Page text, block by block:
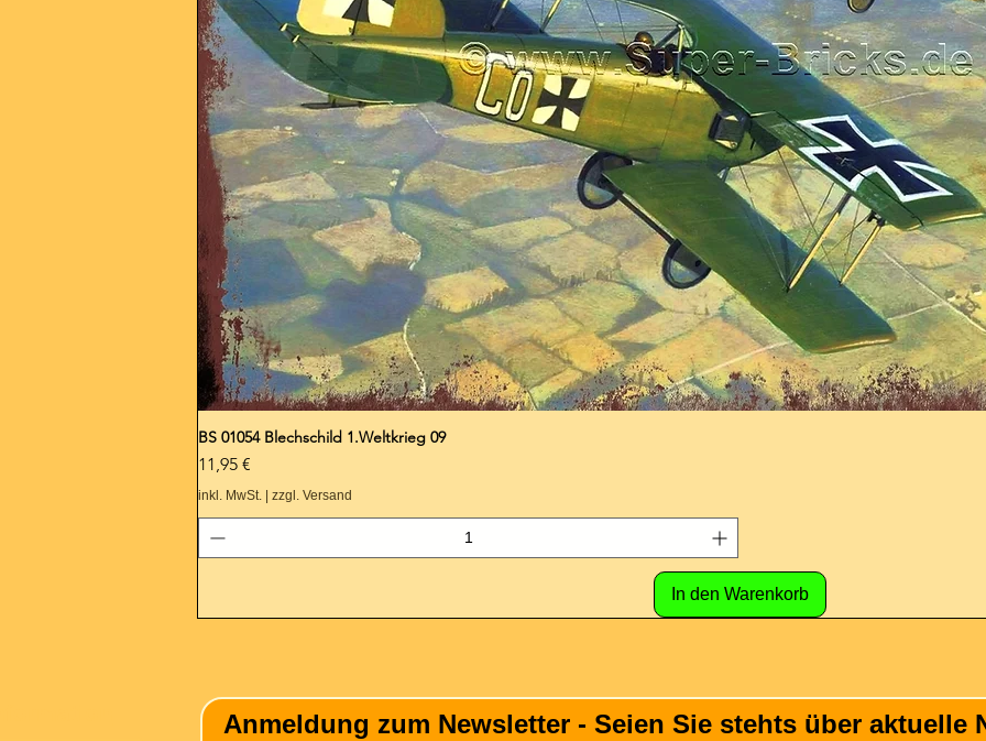
BS 01054 Blechschild 1.Weltkrieg 09
Preis
11,95 €
inkl. MwSt. zzgl. Versand
In den Warenkorb
Anmeldung zum Newsletter - Seien Sie stehts über aktuelle